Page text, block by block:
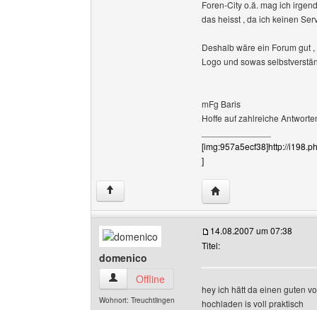
Foren-City o.ä. mag ich
das heisst , da ich keinen
Deshalb wäre ein Forum gut
Logo und sowas
mFg Baris
Hoffe auf zahlreiche
[img:957a5ecf38]http://
]
↑ Website dieses
domenico
domenico Benutzer-Profile anzeigen
Offline
Wohnort: Treuchtlingen
14.08.2007 um 07:38
Titel:
hey ich hätt da einen guten
hochladen is voll praktisch